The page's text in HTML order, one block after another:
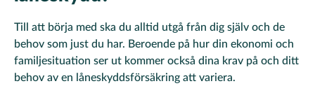
Till att börja med ska du alltid utgå från dig själv och de
behov som just du har. Beroende på hur din ekonomi och
familjesituation ser ut kommer också dina krav på och ditt
behov av en låneskyddsförsäkring att variera.